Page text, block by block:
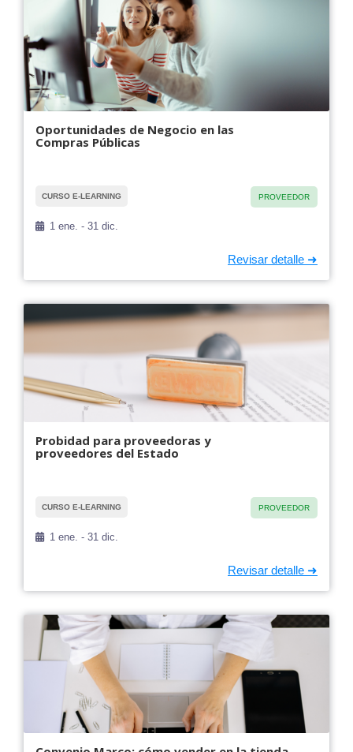
CURSO E-LEARNING
Oportunidades de Negocio en las
Compras Públicas
PROVEEDOR
1 ene. - 31 dic.
CURSO E-LEARNING
Probidad para proveedoras y
proveedores del Estado
PROVEEDOR
1 ene. - 31 dic.